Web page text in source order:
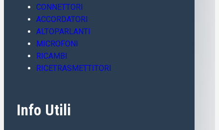
CONNETTORI
ACCORDATORI
ALTOPARLANTI
MICROFONI
RICAMBI
RICETRASMETTITORI
Info Utili